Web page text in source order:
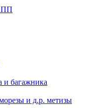
и багажника
и д.р. метизы